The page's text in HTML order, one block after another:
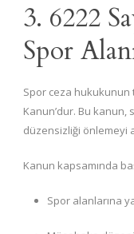
3. 6222
Spor
Spor ceza hukukunun
Kanun’dur. Bu
düzensizliği önlemeyi
Kanun kapsamında
Spor alanlarına